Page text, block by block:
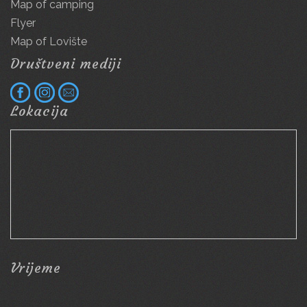
Map of camping
Flyer
Map of Lovište
Društveni mediji
Lokacija
Vrijeme